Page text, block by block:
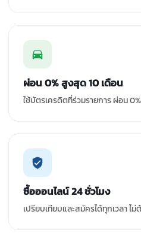
ผ่อน 0% สูงสุด 10 เดือน
ใช้บัตรเครดิตที่ร่วมรายการ ผ่อน
ซื้อออนไลน์ 24 ชั่วโมง
เปรียบเทียบและสมัครได้ทุกเวลา ไม่